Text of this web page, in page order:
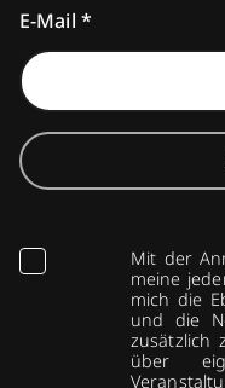
E-Mail *
Mit der
meine
mich die
und die
zusätzlich
über